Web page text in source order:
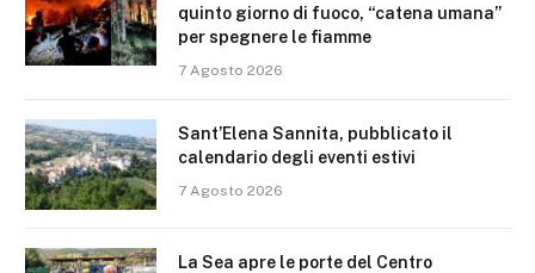
quinto giorno di fuoco, “catena umana”
per spegnere le fiamme
7 Agosto 2026
Sant’Elena Sannita, pubblicato il
calendario degli eventi estivi
7 Agosto 2026
La Sea apre le porte del Centro